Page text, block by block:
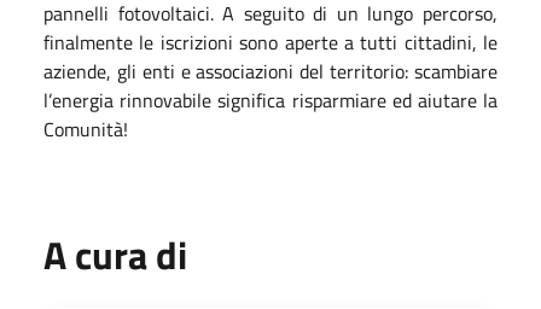
pannelli fotovoltaici. A seguito di un lungo percorso,
finalmente le iscrizioni sono aperte a tutti cittadini, le
aziende, gli enti e associazioni del territorio: scambiare
l’energia rinnovabile significa risparmiare ed aiutare la
Comunità!
A cura di